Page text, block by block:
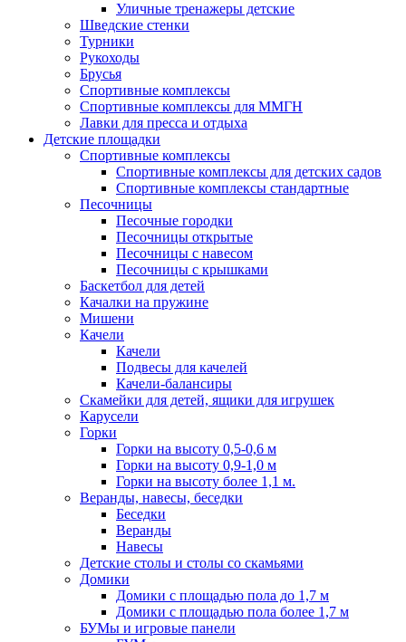
Уличные тренажеры детские
Шведские стенки
Турники
Рукоходы
Брусья
Спортивные комплексы
Спортивные комплексы для ММГН
Лавки для пресса и отдыха
Детские площадки
Спортивные комплексы
Спортивные комплексы для детских садов
Спортивные комплексы стандартные
Песочницы
Песочные городки
Песочницы открытые
Песочницы с навесом
Песочницы с крышками
Баскетбол для детей
Качалки на пружине
Мишени
Качели
Качели
Подвесы для качелей
Качели-балансиры
Скамейки для детей, ящики для игрушек
Карусели
Горки
Горки на высоту 0,5-0,6 м
Горки на высоту 0,9-1,0 м
Горки на высоту более 1,1 м.
Веранды, навесы, беседки
Беседки
Веранды
Навесы
Детские столы и столы со скамьями
Домики
Домики с площадью пола до 1,7 м
Домики с площадью пола более 1,7 м
БУМы и игровые панели